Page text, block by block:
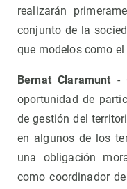
realizarán
conjunto de la
que modelos como
Bernat Claramunt -
oportunidad de
de gestión del
en algunos de los
una obligación
como coordinador